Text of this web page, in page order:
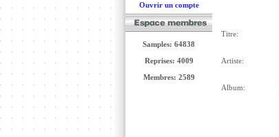
Ouvrir un compte
Samples: 64838
Reprises: 4009
Membres: 2589
Titre:
Artiste:
Album: